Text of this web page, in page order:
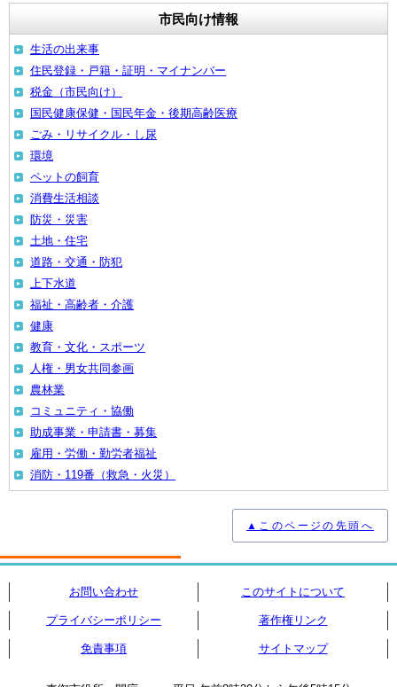
市民向け情報
生活の出来事
住民登録・戸籍・証明・マイナンバー
税金（市民向け）
国民健康保健・国民年金・後期高齢医療
ごみ・リサイクル・し尿
環境
ペットの飼育
消費生活相談
防災・災害
土地・住宅
道路・交通・防犯
上下水道
福祉・高齢者・介護
健康
教育・文化・スポーツ
人権・男女共同参画
農林業
コミュニティ・協働
助成事業・申請書・募集
雇用・労働・勤労者福祉
消防・119番（救急・火災）
▲このページの先頭へ
お問い合わせ このサイトについて
プライバシーポリシー 著作権リンク
免責事項 サイトマップ